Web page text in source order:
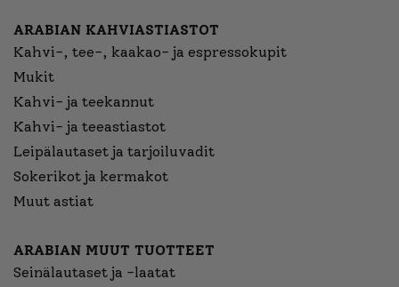
ARABIAN KAHVIASTIASTOT
Kahvi-, tee-, kaakao- ja espressokupit
Mukit
Kahvi- ja teekannut
Kahvi- ja teeastiastot
Leipälautaset ja tarjoiluvadit
Sokerikot ja kermakot
Muut astiat
ARABIAN MUUT TUOTTEET
Seinälautaset ja -laatat